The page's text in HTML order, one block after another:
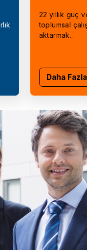
22 yıllık güç
toplumsal
aktarmak..
Daha